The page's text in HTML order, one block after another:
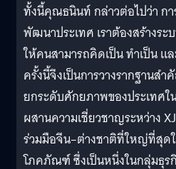
ทั้งนี้คุณธนินท์ กล่าวต่อไปว่า ก
พัฒนาประเทศ เราต้องสร้างระ
ให้คนสามารถคิดเป็น ทำเป็น แ
ครั้งนี้จึงเป็นการวางรากฐาน
ยกระดับศักยภาพของประเทศใ
ผสานความเชี่ยวชาญระหว่าง
ร่วมมือจีน–ต่างชาติที่ใหญ่ที่สุด
โภคภัณฑ์ ซึ่งเป็นหนึ่งในกลุ่มธุ